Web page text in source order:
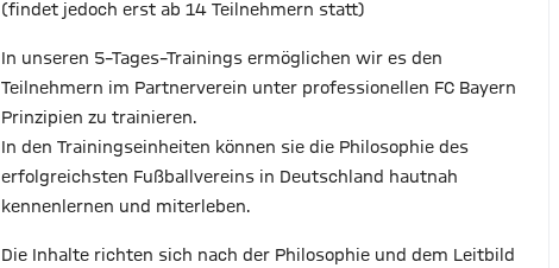
(findet jedoch erst ab 14 Teilnehmern statt)
In unseren 5–Tages–Trainings ermöglichen wir es den
Teilnehmern im Partnerverein unter professionellen FC Bayern
Prinzipien zu trainieren.
In den Trainingseinheiten können sie die Philosophie des
erfolgreichsten Fußballvereins in Deutschland hautnah
kennenlernen und miterleben.
Die Inhalte richten sich nach der Philosophie und dem Leitbild